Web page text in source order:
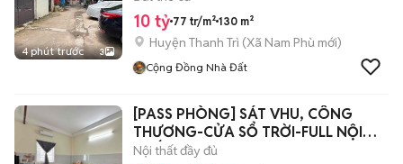
4 phút trước 3
10 tỷ 77 tr/m² 130 m²
Huyện Thanh Trì (Xã Nam Phù mới)
Cộng Đồng Nhà Đất
[PASS PHÒNG] SÁT VHU, CÔNG
THƯƠNG-CỬA SỔ TRỜI-FULL NỘI
THẤT
Nội thất đầy đủ